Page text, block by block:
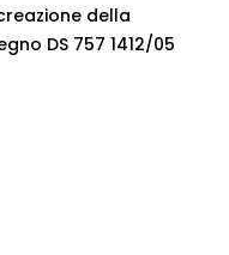
della
DS 757 1412/05